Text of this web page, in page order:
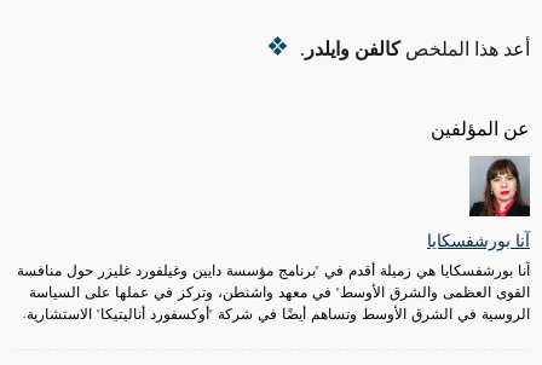
عن المؤلفين
آنا بورشفسكايا
آنا بورشفسكايا هي زميلة أقدم في "برنامج مؤسسة دايين وغيلفورد غليزر حول منافسة
القوى العظمى والشرق الأوسط" في معهد واشنطن، وتركز في عملها على السياسة
الروسية في الشرق الأوسط وتساهم أيضًا في شركة "أوكسفورد أناليتيكا" الاستشارية.
أعد هذا الملخصكالفن وايلدر .